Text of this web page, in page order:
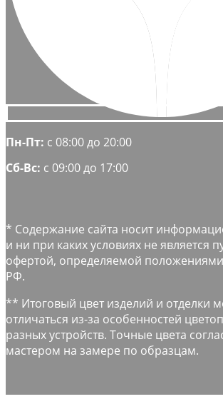
Пн-Пт: с 08:00 до 20:00
Сб-Вс: с 09:00 до 17:00
* Содержание сайта носит
и ни при каких условиях не является
офертой, определяемой положениями
РФ.
** Итоговый цвет изделий и отделки
отличаться из-за особенностей
разных устройств. Точные цвета
мастером на замере по образцам.